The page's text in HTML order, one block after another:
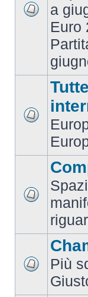
a
Euro
Più